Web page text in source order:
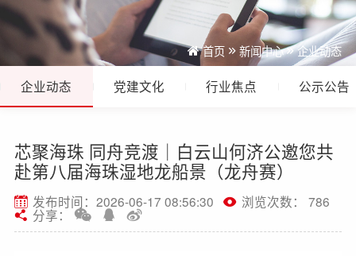
首页 新闻中心 企业动态
企业动态 党建文化 行业焦点 公示公告
芯聚海珠 同舟竞渡｜白云山何济公邀您共
赴第八届海珠湿地龙船景（龙舟赛）
发布时间：2026-06-17 08:56:30 浏览次数： 786
分享：